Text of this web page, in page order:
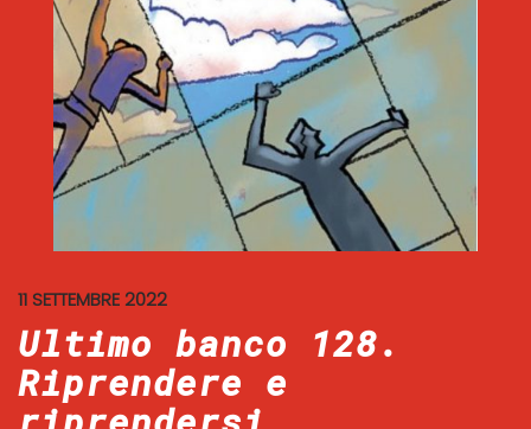
11 SETTEMBRE 2022
Ultimo banco 128.
Riprendere e